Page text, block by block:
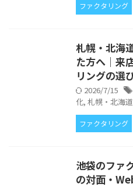
ファクタリング
札幌・北海
た方へ｜来
リングの選
2026/7/15
化, 札幌・北海道
ファクタリング
池袋のファ
の対面・